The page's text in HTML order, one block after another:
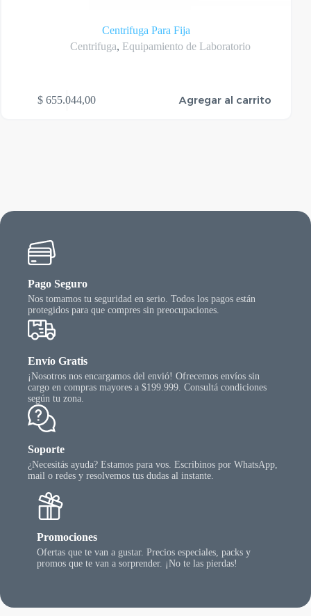
Centrifuga Para Fija
Centrifuga, Equipamiento de Laboratorio
$ 655.044,00 Agregar al carrito
Pago Seguro
Nos tomamos tu seguridad en serio. Todos los pagos están
protegidos para que compres sin preocupaciones.
Envío Gratis
¡Nosotros nos encargamos del envió! Ofrecemos envíos sin
cargo en compras mayores a $199.999. Consultá condiciones
según tu zona.
Soporte
¿Necesitás ayuda? Estamos para vos. Escribinos por WhatsApp,
mail o redes y resolvemos tus dudas al instante.
Promociones
Ofertas que te van a gustar. Precios especiales, packs y
promos que te van a sorprender. ¡No te las pierdas!